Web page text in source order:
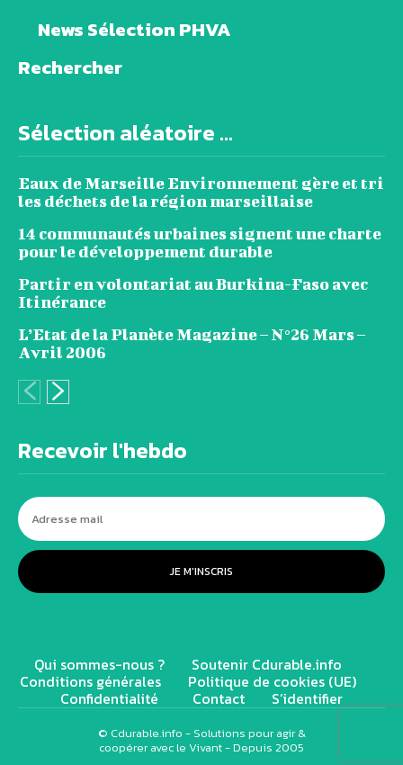
News Sélection PHVA
Rechercher
Sélection aléatoire ...
Eaux de Marseille Environnement gère et tri
les déchets de la région marseillaise
14 communautés urbaines signent une charte
pour le développement durable
Partir en volontariat au Burkina-Faso avec
Itinérance
L’Etat de la Planète Magazine – N°26 Mars –
Avril 2006
Recevoir l'hebdo
JE M'INSCRIS
Qui sommes-nous ? Soutenir Cdurable.info
Conditions générales Politique de cookies (UE)
Confidentialité Contact S’identifier
© Cdurable.info - Solutions pour agir &
coopérer avec le Vivant - Depuis 2005